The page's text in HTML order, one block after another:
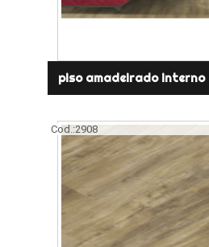
piso amadeirado interno
Cod.:2908